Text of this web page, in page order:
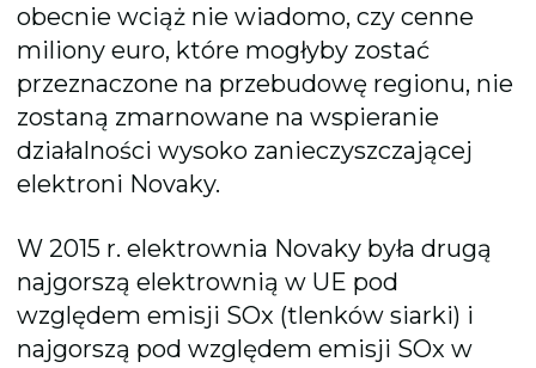
obecnie wciąż nie wiadomo, czy cenne
miliony euro, które mogłyby zostać
przeznaczone na przebudowę regionu, nie
zostaną zmarnowane na wspieranie
działalności wysoko zanieczyszczającej
elektroni Novaky.
W 2015 r. elektrownia Novaky była drugą
najgorszą elektrownią w UE pod
względem emisji SOx (tlenków siarki) i
najgorszą pod względem emisji SOx w